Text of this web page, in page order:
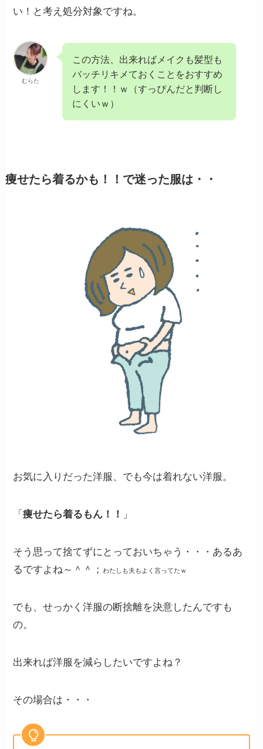
い！と考え処分対象ですね。
むらた
この方法、出来ればメイクも髪型も
バッチリキメておくことをおすすめ
します！！ｗ（すっぴんだと判断し
にくいｗ）
痩せたら着るかも！！で迷った服は・・
お気に入りだった洋服、でも今は着れない洋服。
「痩せたら着るもん！！ 」
そう思って捨てずにとっておいちゃう・・・あるあ
るですよね～＾＾；わたしも夫もよく言ってたｗ
でも、せっかく洋服の断捨離を決意したんですも
の。
出来れば洋服を減らしたいですよね？
その場合は・・・